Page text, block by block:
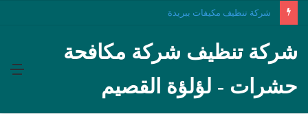
شركة تنظيف مكيفات ببريدة
شركة تنظيف شركة مكافحة
حشرات - لؤلؤة القصيم